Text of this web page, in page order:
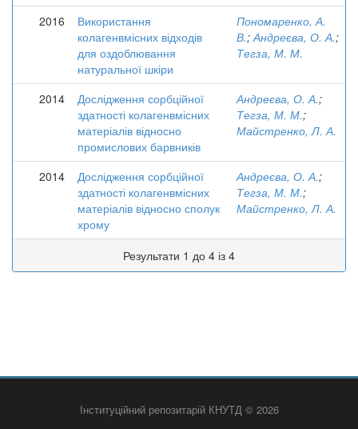
2016
Використання
колагенвмісних відходів
для оздоблювання
натуральної шкіри
Пономаренко, А.
В.;Андреєва, О. А.;
Тегза, М. М.
2014
Дослідження сорбційної
здатності колагенвмісних
матеріалів відносно
промислових барвників
Андреєва, О. А.;
Тегза, М. М.;
Майстренко, Л. А.
2014
Дослідження сорбційної
здатності колагенвмісних
матеріалів відносно сполук
хрому
Андреєва, О. А.;
Тегза, М. М.;
Майстренко, Л. А.
Результати 1 до 4 із 4
Інституційний репозитарій КНУТД © 2026